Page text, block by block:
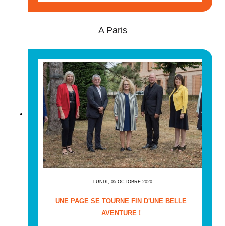
A Paris
LUNDI, 05 OCTOBRE 2020
UNE PAGE SE TOURNE FIN D'UNE BELLE
AVENTURE !